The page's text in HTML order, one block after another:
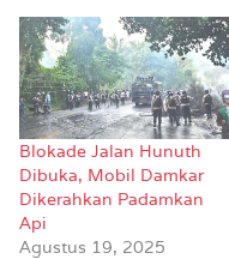
Blokade Jalan Hunuth
Dibuka, Mobil Damkar
Dikerahkan Padamkan
Api
Agustus 19, 2025